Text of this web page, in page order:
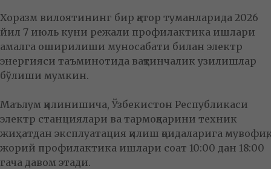
Хоразм вилоятининг бир қатор туманларида 2026
йил 7 июль куни режали профилактика ишлари
амалга оширилиши муносабати билан электр
энергияси таъминотида вақтинчалик узилишлар
бўлиши мумкин.
Маълум қилинишича, Ўзбекистон Республикаси
электр станциялари ва тармоқларини техник
жиҳатдан эксплуатация қилиш қоидаларига мувофиқ,
жорий профилактика ишлари соат 10:00 дан 18:00
гача давом этади.